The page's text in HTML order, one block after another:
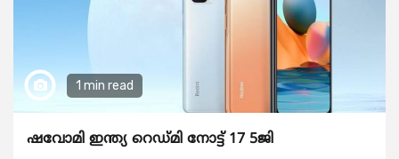
1 min read
ഷവോമി ഇന്ത്യ റെഡ്മി നോട്ട് 17 5ജി